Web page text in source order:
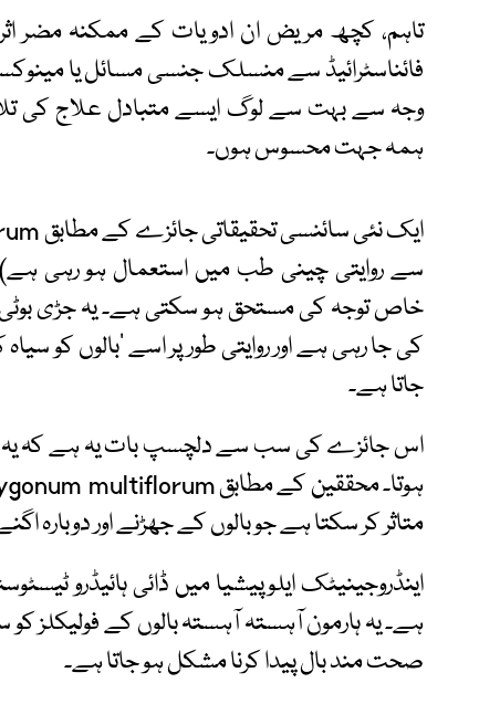
تاہم، کچھ مریض ان ادویات کے ممکنہ مضر
فائناسٹرائیڈ سے منسلک جنسی مسائل یا
وجہ سے بہت سے لوگ ایسے متبادل علاج کی
ہمہ جہت محسوس ہوں۔
سے روایتی چینی طب میں استعمال ہو رہی ہے)
خاص توجہ کی مستحق ہو سکتی ہے۔ یہ جڑی
کی جا رہی ہے اور روایتی طور پر اسے ’بالوں کو
جاتا ہے۔
اس جائزے کی سب سے دلچسپ بات یہ ہے کہ یہ
متاثر کر سکتا ہے جو بالوں کے جھڑنے اور دوبارہ
ہے۔ یہ ہارمون آہستہ آہستہ بالوں کے
صحت مند بال پیدا کرنا مشکل ہو جاتا ہے۔